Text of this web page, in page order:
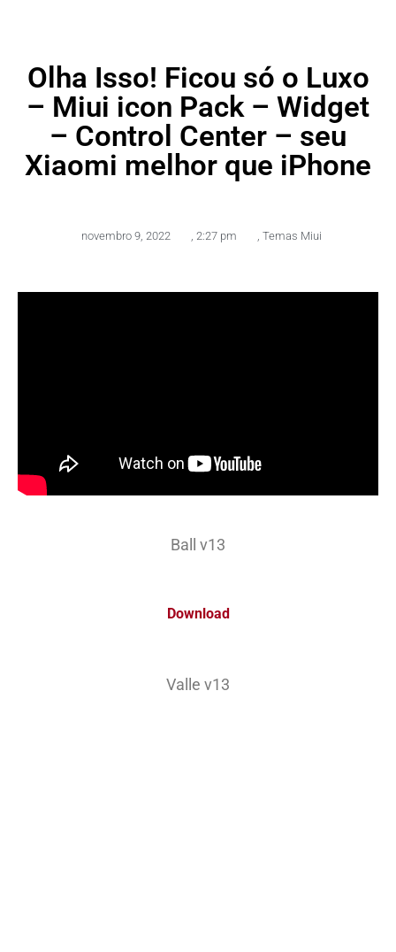
Olha Isso! Ficou só o Luxo
– Miui icon Pack – Widget
– Control Center – seu
Xiaomi melhor que iPhone
novembro 9, 2022 , 2:27 pm , Temas Miui
Ball v13
Download
Valle v13